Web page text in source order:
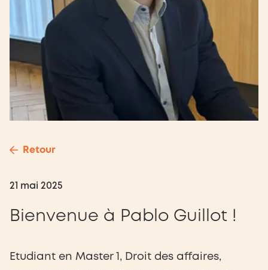
Retour
21 mai 2025
Bienvenue à Pablo Guillot !
Etudiant en Master 1, Droit des affaires,